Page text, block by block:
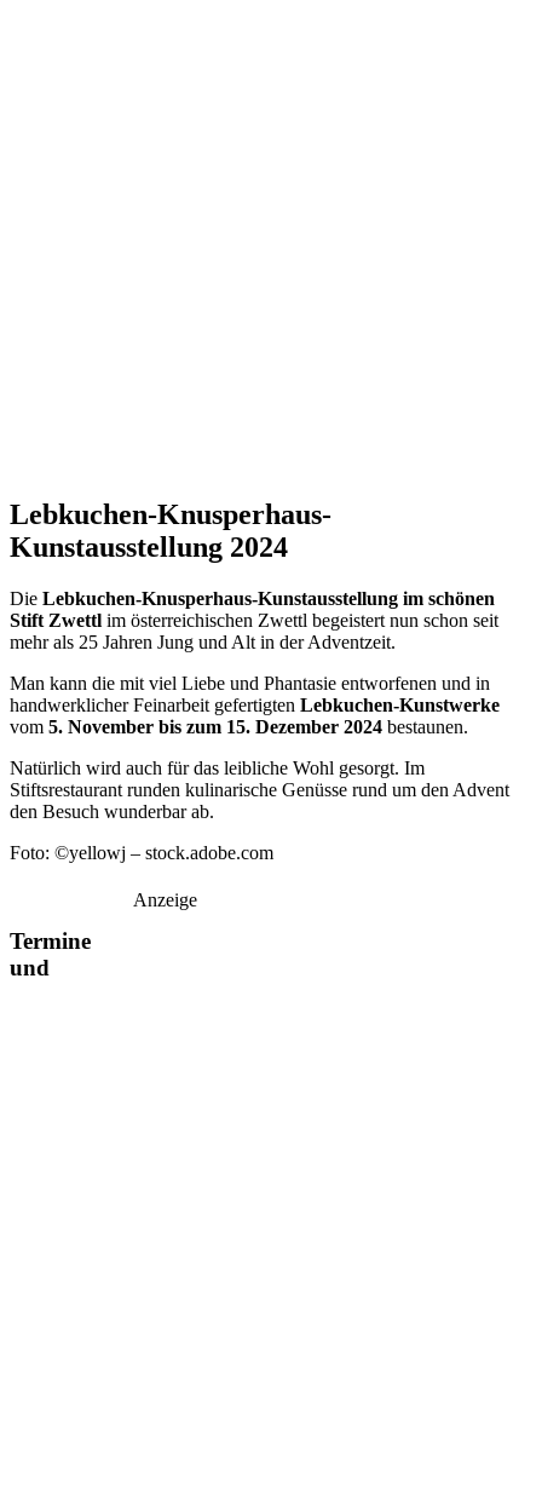
Lebkuchen-Knusperhaus-
Kunstausstellung 2024
Die Lebkuchen-Knusperhaus-Kunstausstellung im schönen
Stift Zwettl im österreichischen Zwettl begeistert nun schon seit
mehr als 25 Jahren Jung und Alt in der Adventzeit.
Man kann die mit viel Liebe und Phantasie entworfenen und in
handwerklicher Feinarbeit gefertigten Lebkuchen-Kunstwerke
vom 5. November bis zum 15. Dezember 2024 bestaunen.
Natürlich wird auch für das leibliche Wohl gesorgt. Im
Stiftsrestaurant runden kulinarische Genüsse rund um den Advent
den Besuch wunderbar ab.
Foto: ©yellowj – stock.adobe.com
Anzeige
Termine
und